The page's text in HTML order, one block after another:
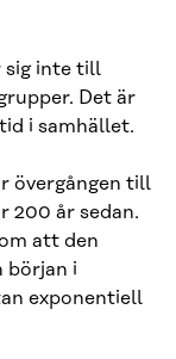
sig inte till
Det är
i samhället.
övergången till
200 år sedan.
att den
början i
exponentiell